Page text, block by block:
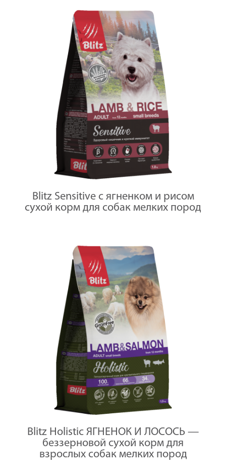
Blitz Sensitive с ягненком и рисом
сухой корм для собак мелких пород
Blitz Holistic ЯГНЕНОК И ЛОСОСЬ —
беззерновой сухой корм для
взрослых собак мелких пород